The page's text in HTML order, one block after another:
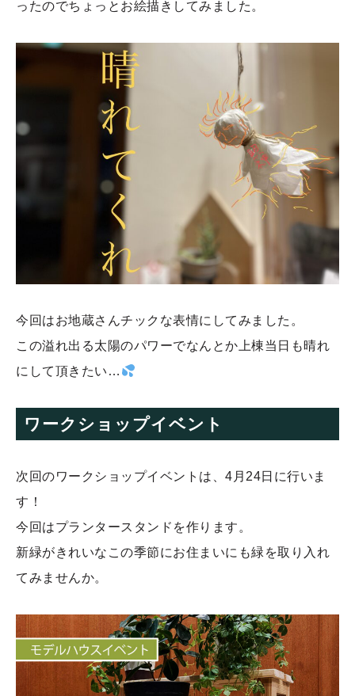
ったのでちょっとお絵描きしてみました。
今回はお地蔵さんチックな表情にしてみました。
この溢れ出る太陽のパワーでなんとか上棟当日も晴れ
にして頂きたい…
ワークショップイベント
次回のワークショップイベントは、4月24日に行いま
す！
今回はプランタースタンドを作ります。
新緑がきれいなこの季節にお住まいにも緑を取り入れ
てみませんか。